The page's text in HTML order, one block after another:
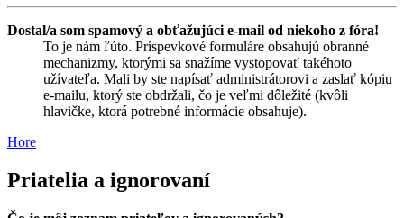
Dostal/a som spamový a obťažujúci e-mail od niekoho z fóra!
To je nám ľúto. Príspevkové formuláre obsahujú obranné
mechanizmy, ktorými sa snažíme vystopovať takéhoto
užívateľa. Mali by ste napísať administrátorovi a zaslať kópiu
e-mailu, ktorý ste obdržali, čo je veľmi dôležité (kvôli
hlavičke, ktorá potrebné informácie obsahuje).
Hore
Priatelia a ignorovaní